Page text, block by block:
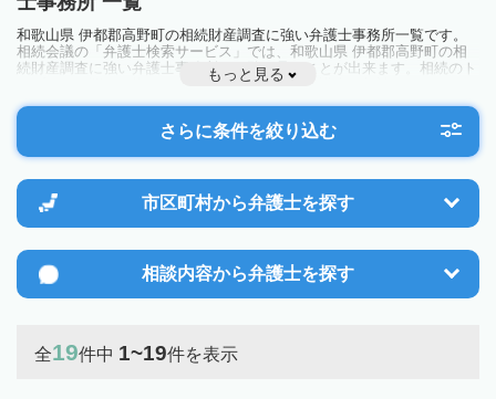
和歌山県 伊都郡高野町の相続財産調査に強い弁護士事務所一覧です。
相続会議の「弁護士検索サービス」では、和歌山県 伊都郡高野町の相
続財産調査に強い弁護士事務所を一覧で見ることが出来ます。相続のト
ラブルやお悩みを抱えている方は一度近隣の弁護士に相談してみましょ
う。
もっと見る
さらに条件を絞り込む
市区町村から弁護士を探す
相談内容から弁護士を探す
全19件中 1~19件を表示